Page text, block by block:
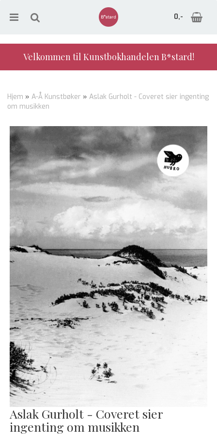
0,-
Velkommen til Kunstbokhandelen B*stard!
Hjem » A-Å Kunstbøker » Aslak Gurholt - Coveret sier ingenting
om musikken
Aslak Gurholt - Coveret sier
ingenting om musikken